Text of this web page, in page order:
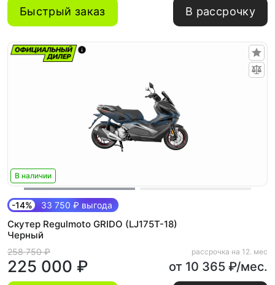
Быстрый заказ В рассрочку
В наличии
-14% 33 750 ₽ выгода
Скутер Regulmoto GRIDO (LJ175T-18)
Черный
258 750 ₽
225 000 ₽
рассрочка на 12. мес
от 10 365 ₽/мес.